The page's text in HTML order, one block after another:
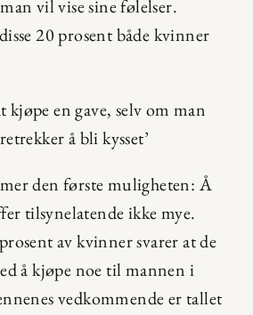
vil vise sine følelser.
20 prosent både kvinner
kjøpe en gave, selv om man
å bli kysset’
den første muligheten: Å
tilsynelatende ikke mye.
av kvinner svarer at de
å kjøpe noe til mannen i
vedkommende er tallet